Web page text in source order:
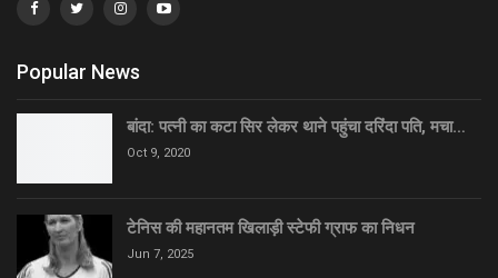
Popular News
बांदा: पत्नी का कटा सिर लेकर थाने पहुंचा दरिंदा पति, मचा…
Oct 9, 2020
टेनिस की महानतम खिलाड़ी स्टेफी ग्राफ का निधन
Jun 7, 2025